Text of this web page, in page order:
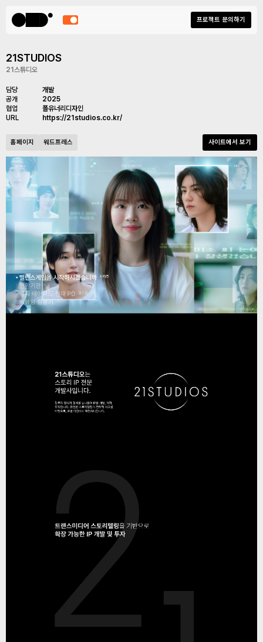
프로젝트 문의하기
21STUDIOS
21스튜디오
담당
개발
공개
2025
협업
폴유너리디자인
URL
https://21studios.co.kr/
홈페이지 워드프레스 사이트에서 보기